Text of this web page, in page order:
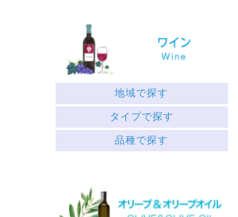
地域で探す
ギリシャ北部
中央ギリシャ
ペロポネソス半島とイオニア諸島
クレタ島
タイプで探す
赤
├ミディアムボディ
├フルーティー
品種で探す
サヴァティアノ
アシリティコ